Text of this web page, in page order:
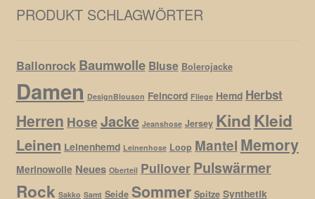
PRODUKT SCHLAGWÖRTER
Ballonrock Baumwolle Bluse Bolerojacke
Damen DesignBlouson Feincord Fliege Hemd Herbst
Herren Hose Jacke Jeanshose Jersey KindKleid
Leinen Leinenhemd Leinenhose Loop Mantel Memory
Merinowolle Neues Oberteil Pullover Pulswärmer
Rock Sakko Samt Seide Sommer Spitze Synthetik